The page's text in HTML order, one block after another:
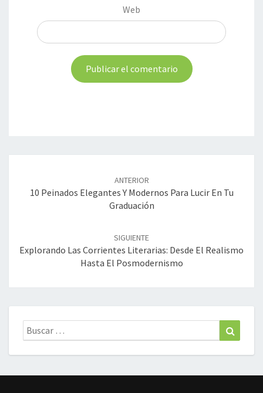
Web
entradas
ANTERIOR
10 Peinados Elegantes Y Modernos Para Lucir En Tu
Graduación
SIGUIENTE
Explorando Las Corrientes Literarias: Desde El Realismo
Hasta El Posmodernismo
Buscar: